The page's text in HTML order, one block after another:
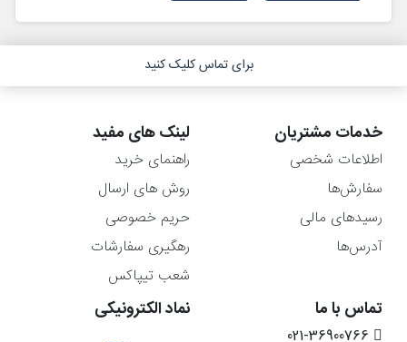
برای تماس کلیک کنید
خدمات مشتریان
اطلاعات شخصی
سفارش‌ها
رسیدهای مالی
آدرس‌ها
لینک های مفید
راهنمای خرید
روش های ارسال
حریم خصوصی
رهگیری سفارشات
شعب تیپاکس
تماس با ما نماد الکترونیکی